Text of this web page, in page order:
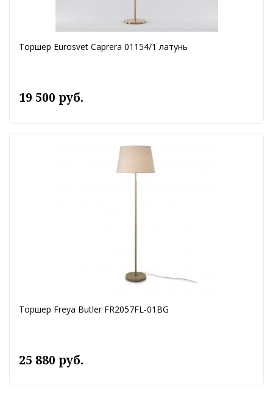
Торшер Eurosvet Caprera 01154/1 латунь
19 500 руб.
Торшер Freya Butler FR2057FL-01BG
25 880 руб.